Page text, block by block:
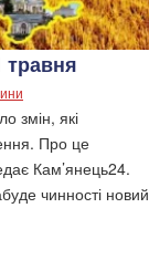
травня
змін, які
Про це
Кам’янець24.
чинності новий